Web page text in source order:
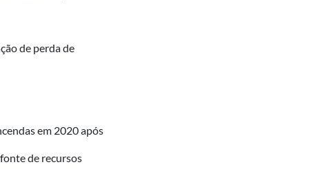
de perda de
em 2020 após
de recursos